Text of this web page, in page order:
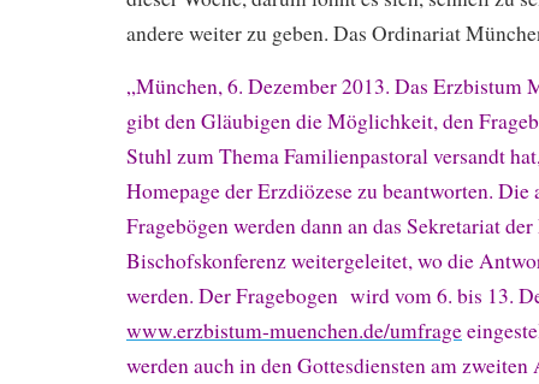
andere weiter zu geben. Das Ordinariat
„München, 6. Dezember 2013. Das Erzbistum
gibt den Gläubigen die Möglichkeit, den
Stuhl zum Thema Familienpastoral versandt
Homepage der Erzdiözese zu beantworten. Die
Fragebögen werden dann an das Sekretariat
Bischofskonferenz weitergeleitet, wo die
werden. Der Fragebogen wird vom 6. bis 13.
www.erzbistum-muenchen.de/umfrage
werden auch in den Gottesdiensten am zweiten